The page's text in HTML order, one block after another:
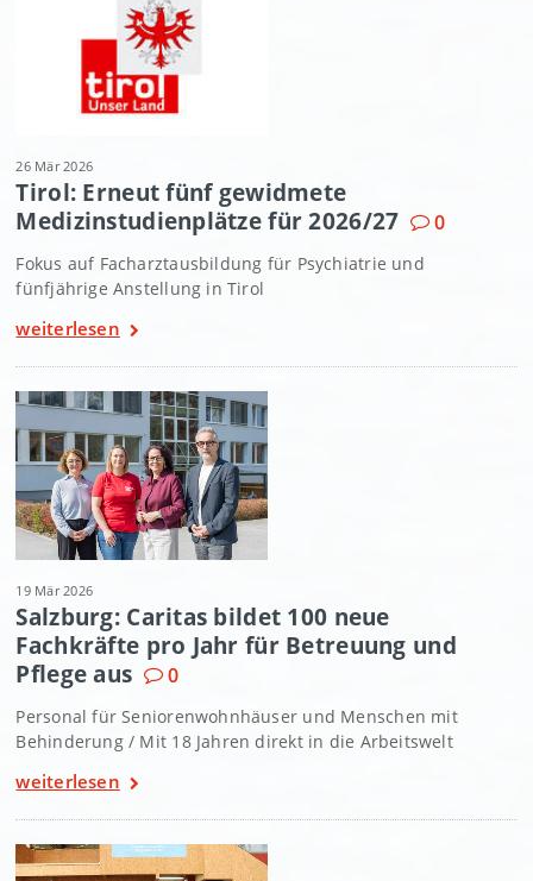
26 Mär 2026
Tirol: Erneut fünf gewidmete
Medizinstudienplätze für 2026/27
0
Fokus auf Facharztausbildung für Psychiatrie und
fünfjährige Anstellung in Tirol
weiterlesen
19 Mär 2026
Salzburg: Caritas bildet 100 neue
Fachkräfte pro Jahr für Betreuung und
Pflege aus
0
Personal für Seniorenwohnhäuser und Menschen mit
Behinderung / Mit 18 Jahren direkt in die Arbeitswelt
weiterlesen